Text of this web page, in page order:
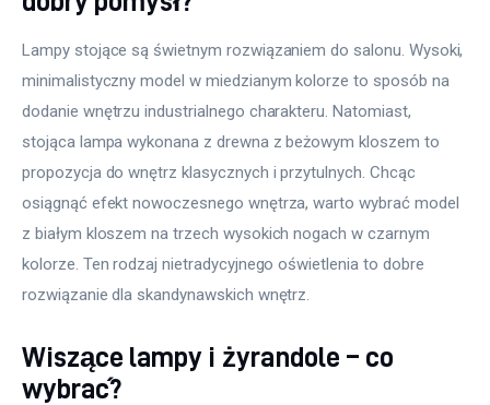
Lampy stojące są świetnym rozwiązaniem do salonu. Wysoki,
minimalistyczny model w miedzianym kolorze to sposób na
dodanie wnętrzu industrialnego charakteru. Natomiast,
stojąca lampa wykonana z drewna z beżowym kloszem to
propozycja do wnętrz klasycznych i przytulnych. Chcąc
osiągnąć efekt nowoczesnego wnętrza, warto wybrać model
z białym kloszem na trzech wysokich nogach w czarnym
kolorze. Ten rodzaj nietradycyjnego oświetlenia to dobre
rozwiązanie dla skandynawskich wnętrz.
Wiszące lampy i żyrandole – co
wybrać?